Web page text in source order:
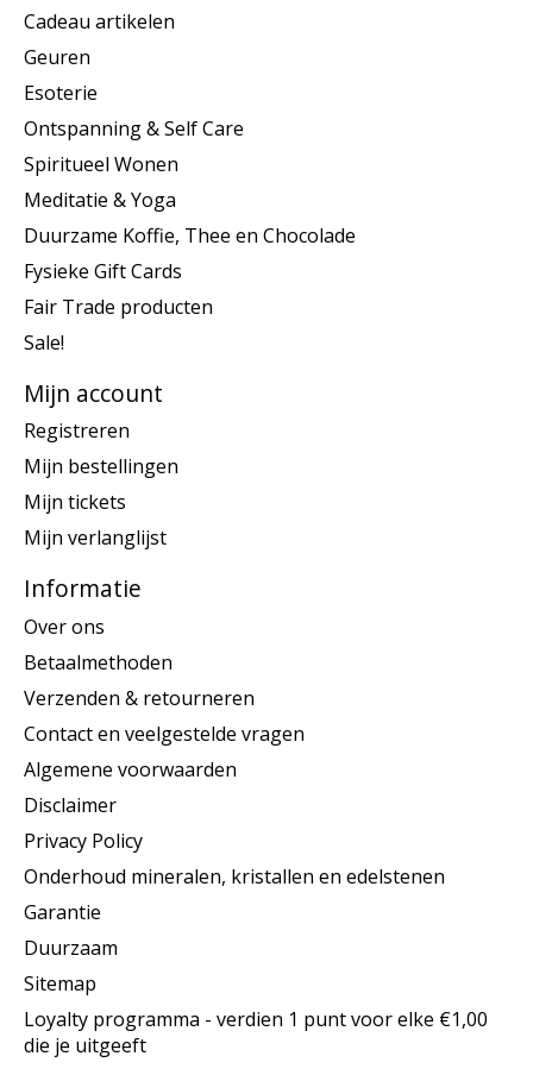
Cadeau artikelen
Geuren
Esoterie
Ontspanning & Self Care
Spiritueel Wonen
Meditatie & Yoga
Duurzame Koffie, Thee en Chocolade
Fysieke Gift Cards
Fair Trade producten
Sale!
Mijn account
Registreren
Mijn bestellingen
Mijn tickets
Mijn verlanglijst
Informatie
Over ons
Betaalmethoden
Verzenden & retourneren
Contact en veelgestelde vragen
Algemene voorwaarden
Disclaimer
Privacy Policy
Onderhoud mineralen, kristallen en edelstenen
Garantie
Duurzaam
Sitemap
Loyalty programma - verdien 1 punt voor elke €1,00
die je uitgeeft